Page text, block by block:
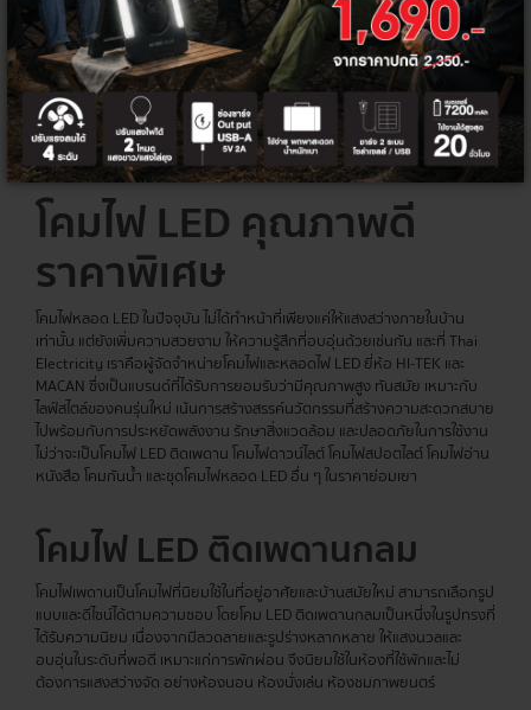
โคมไฟ LED คุณภาพดี
ราคาพิเศษ
โคมไฟหลอด LED ในปัจจุบัน ไม่ได้ทำหน้าที่เพียงแค่ให้แสงสว่างภายในบ้าน
เท่านั้น แต่ยังเพิ่มความสวยงาม ให้ความรู้สึกที่อบอุ่นด้วยเช่นกัน และที่ Thai
Electricity เราคือผู้จัดจำหน่ายโคมไฟและหลอดไฟ LED ยี่ห้อ HI-TEK และ
MACAN ซึ่งเป็นแบรนด์ที่ได้รับการยอมรับว่ามีคุณภาพสูง ทันสมัย เหมาะกับ
ไลฟ์สไตล์ของคนรุ่นใหม่ เน้นการสร้างสรรค์นวัตกรรมที่สร้างความสะดวกสบาย
ไปพร้อมกับการประหยัดพลังงาน รักษาสิ่งแวดล้อม และปลอดภัยในการใช้งาน
ไม่ว่าจะเป็นโคมไฟ LED ติดเพดาน โคมไฟดาวน์ไลต์ โคมไฟสปอตไลต์ โคมไฟอ่าน
หนังสือ โคมกันน้ำ และชุดโคมไฟหลอด LED อื่น ๆ ในราคาย่อมเยา
โคมไฟ LED ติดเพดานกลม
โคมไฟเพดานเป็นโคมไฟที่นิยมใช้ในที่อยู่อาศัยและบ้านสมัยใหม่ สามารถเลือกรูป
แบบและดีไซน์ได้ตามความชอบ โดยโคม LED ติดเพดานกลมเป็นหนึ่งในรูปทรงที่
ได้รับความนิยม เนื่องจากมีลวดลายและรูปร่างหลากหลาย ให้แสงนวลและ
อบอุ่นในระดับที่พอดี เหมาะแก่การพักผ่อน จึงนิยมใช้ในห้องที่ใช้พักและไม่
ต้องการแสงสว่างจัด อย่างห้องนอน ห้องนั่งเล่น ห้องชมภาพยนตร์